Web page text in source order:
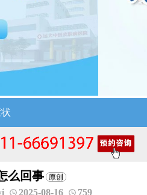
么回事
2025-08-16 759